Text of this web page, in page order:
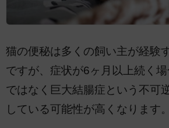
猫の便秘は多くの飼い主が経験
ですが、症状が6ヶ月以上続く
ではなく巨大結腸症という不可
している可能性が高くなります。